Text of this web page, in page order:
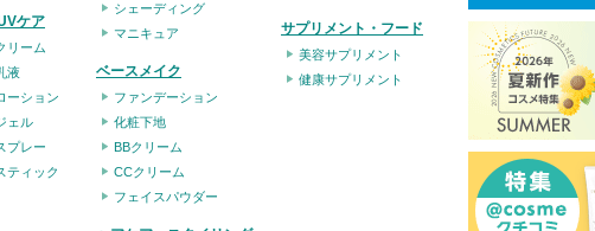
ケア
リーム
液
ーション
ェル
プレー
ティック
シェーディング
マニキュア
ベースメイク
ファンデーション
化粧下地
BBクリーム
CCクリーム
フェイスパウダー
サプリメント・フード
美容サプリメント
健康サプリメント